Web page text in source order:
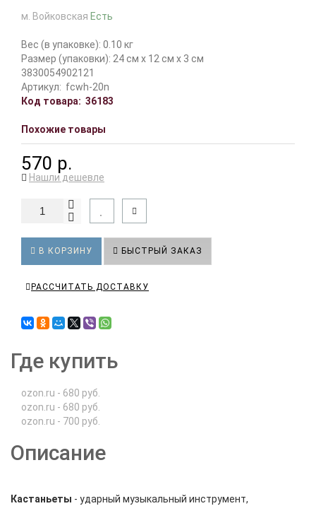
м. Войковская Есть
Вес (в упаковке): 0.10 кг
Размер (упаковки): 24 см x 12 см x 3 см
3830054902121
Артикул: fcwh-20n
Код товара: 36183
Похожие товары
570 р.
Нашли дешевле
В КОРЗИНУ БЫСТРЫЙ ЗАКАЗ
РАССЧИТАТЬ ДОСТАВКУ
Где купить
ozon.ru - 680 руб.
ozon.ru - 680 руб.
ozon.ru - 700 руб.
Описание
Кастаньеты - ударный музыкальный инструмент,